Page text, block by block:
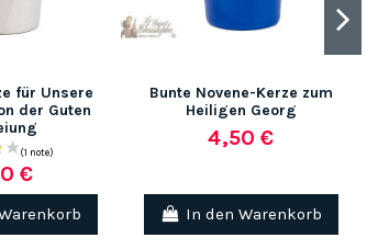
für Unsere
der Guten
€
Bunte Novene-Kerze zum
Heiligen Georg
4,50 €
In den Warenkorb